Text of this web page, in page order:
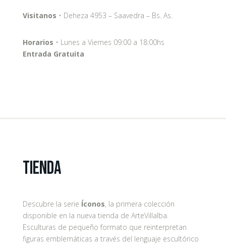
Visitanos • Deheza 4953 – Saavedra – Bs. As.
Horarios • Lunes a Viernes 09:00 a 18:00hs
Entrada Gratuita
Tienda
Descubre la serie Íconos, la primera colección
disponible en la nueva tienda de ArteVillalba.
Esculturas de pequeño formato que reinterpretan
figuras emblemáticas a través del lenguaje escultórico